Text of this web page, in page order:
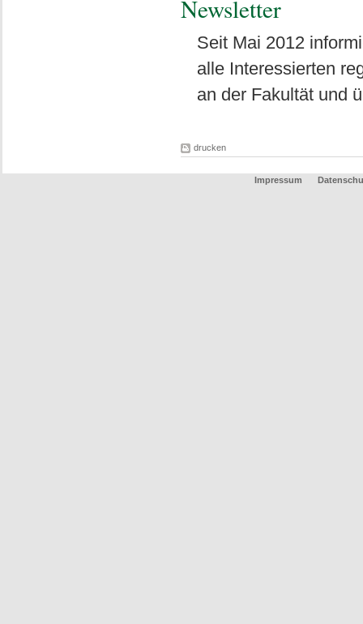
Newsletter
Seit Mai 2012
alle Interessierten
an der Fakultät und
drucken
Impressum